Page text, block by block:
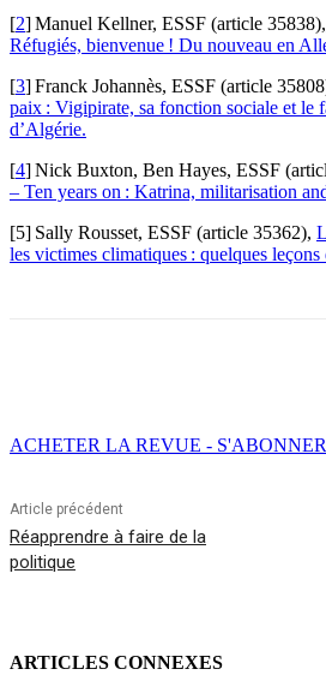
[2]Manuel Kellner, ESSF (article 35838),
Réfugiés, bienvenue ! Du nouveau en
[3]Franck Johannès, ESSF (article
paix : Vigipirate, sa fonction sociale et le
d’Algérie.
[4]Nick Buxton, Ben Hayes, ESSF
– Ten years on : Katrina, militarisation
[5] Sally Rousset, ESSF (article 35362),
les victimes climatiques : quelques leçons
ACHETER LA REVUE - S'ABONNER
Article précédent
Réapprendre à faire de la
politique
ARTICLES CONNEXES